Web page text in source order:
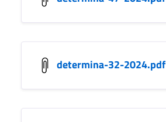
determina-32-2024.pdf